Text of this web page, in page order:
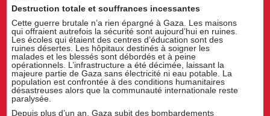
Destruction totale et souffrances incessantes
Cette guerre brutale n’a rien épargné à Gaza. Les maisons
qui offraient autrefois la sécurité sont aujourd’hui en ruines.
Les écoles qui étaient des centres d’éducation sont des
ruines désertes. Les hôpitaux destinés à soigner les
malades et les blessés sont débordés et à peine
opérationnels. L’infrastructure a été décimée, laissant la
majeure partie de Gaza sans électricité ni eau potable. La
population est confrontée à des conditions humanitaires
désastreuses alors que la communauté internationale reste
paralysée.
Depuis plus d’un an, Gaza subit des bombardements